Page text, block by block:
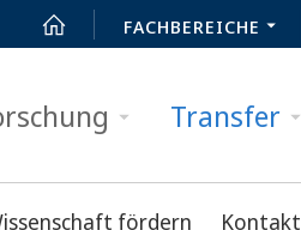
FACHBEREICHE
Transfer
fördern Kontakt